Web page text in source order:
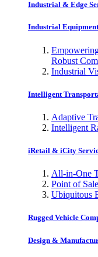
Industrial & Edge
Industrial
Robust
Industrial
Intelligent
Adaptive
Intelligent
iRetail & iCity
All-in-One
Point of Sale
Ubiquitous
Rugged Vehicle
Design &